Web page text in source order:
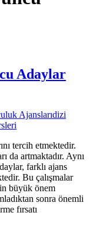
Adaylar
Ajanslarıdizi
tercih etmektedir.
da artmaktadır. Aynı
farklı ajans
Bu çalışmalar
büyük önem
sonra önemli
fırsatı